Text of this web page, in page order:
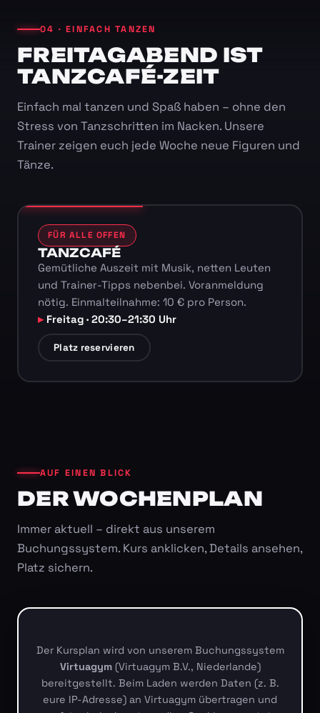
04 · EINFACH TANZEN
FREITAGABEND IST
TANZCAFÉ-ZEIT
Einfach mal tanzen und Spaß haben – ohne den
Stress von Tanzschritten im Nacken. Unsere
Trainer zeigen euch jede Woche neue Figuren und
Tänze.
FÜR ALLE OFFEN
TANZCAFÉ
Gemütliche Auszeit mit Musik, netten Leuten
und Trainer-Tipps nebenbei. Voranmeldung
nötig. Einmalteilnahme: 10 € pro Person.
Freitag · 20:30–21:30 Uhr
Platz reservieren
AUF EINEN BLICK
DER WOCHENPLAN
Immer aktuell – direkt aus unserem
Buchungssystem. Kurs anklicken, Details ansehen,
Platz sichern.
Der Kursplan wird von unserem Buchungssystem
Virtuagym(Virtuagym B.V., Niederlande)
bereitgestellt. Beim Laden werden Daten (z. B.
eure IP-Adresse) an Virtuagym übertragen und